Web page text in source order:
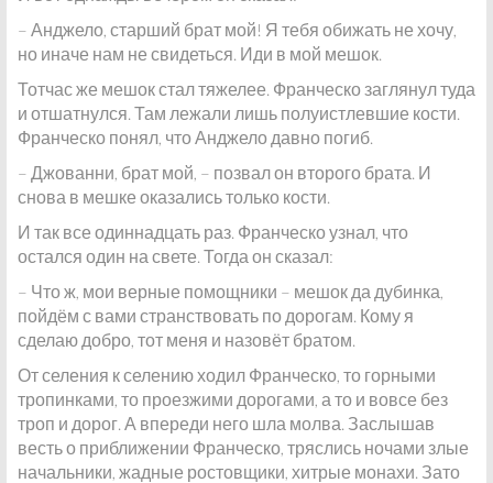
– Анджело, старший брат мой! Я тебя обижать не хочу,
но иначе нам не свидеться. Иди в мой мешок.
Тотчас же мешок стал тяжелее. Франческо заглянул туда
и отшатнулся. Там лежали лишь полуистлевшие кости.
Франческо понял, что Анджело давно погиб.
– Джованни, брат мой, – позвал он второго брата. И
снова в мешке оказались только кости.
И так все одиннадцать раз. Франческо узнал, что
остался один на свете. Тогда он сказал:
– Что ж, мои верные помощники – мешок да дубинка,
пойдём с вами странствовать по дорогам. Кому я
сделаю добро, тот меня и назовёт братом.
От селения к селению ходил Франческо, то горными
тропинками, то проезжими дорогами, а то и вовсе без
троп и дорог. А впереди него шла молва. Заслышав
весть о приближении Франческо, тряслись ночами злые
начальники, жадные ростовщики, хитрые монахи. Зато